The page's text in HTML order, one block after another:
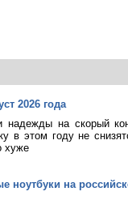
2026 года
надежды на скорый
в этом году не
хуже
ноутбуки на